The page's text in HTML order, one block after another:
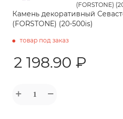
Камень декоративный
(FORSTONE) (20-500is)
товар под заказ
2 198.90 ₽